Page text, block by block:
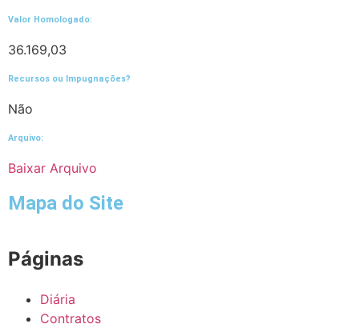
Valor Homologado: ​
36.169,03
Recursos ou Impugnações? ​
Não
Arquivo:
Baixar Arquivo
Mapa do Site
Páginas
Diária
Contratos